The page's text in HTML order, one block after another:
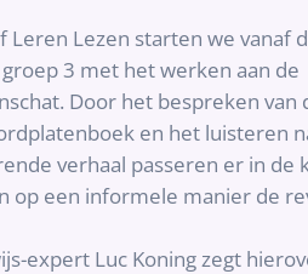
Leren Lezen starten we vanaf
3 met het werken aan de
Door het bespreken van
en het luisteren
verhaal passeren er in de
op een informele manier de
expert Luc Koning zegt